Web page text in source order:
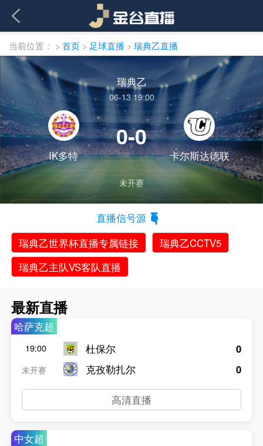
当前位置： > 首页 > 足球直播 > 瑞典乙直播
瑞典乙
06-13 19:00
IK多特
0-0
卡尔斯达德联
未开赛
直播信号源
瑞典乙世界杯直播专属链接
瑞典乙CCTV5
瑞典乙主队VS客队直播
最新直播
哈萨克超
19:00
未开赛
杜保尔
克孜勒扎尔
0
0
高清直播
中女超